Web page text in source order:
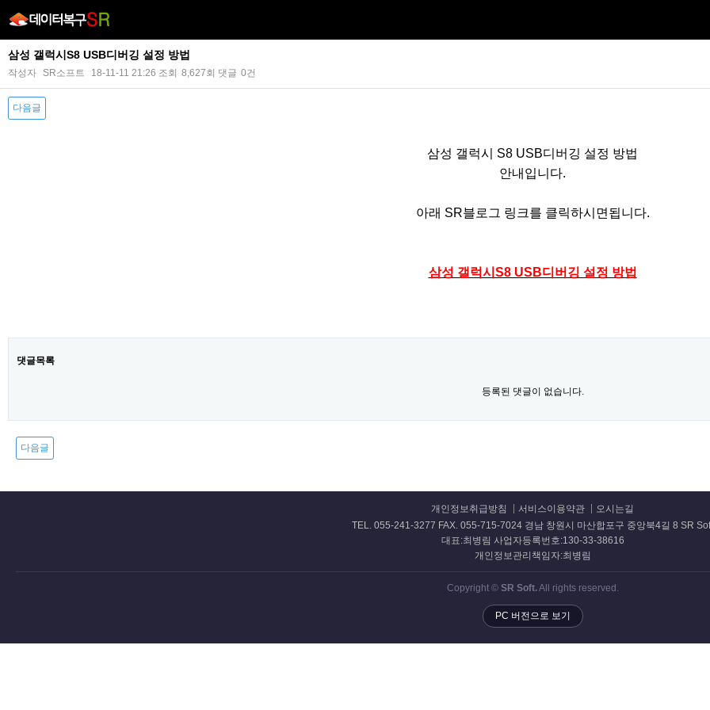
삼성 갤럭시S8 USB디버깅 설정 방법
작성자 SR소프트 18-11-11 21:26 조회 8,627회 댓글 0건
다음글
삼성 갤럭시 S8 USB디버깅 설정 방법
안내입니다.
아래 SR블로그 링크를 클릭하시면됩니다.
삼성 갤럭시S8 USB디버깅 설정 방법
댓글목록
등록된 댓글이 없습니다.
다음글
개인정보취급방침 서비스이용약관
오시는길
TEL. 055-241-3277 FAX. 055-715-7024 경남 창원시 마산합포구 중앙북4길 8 SR
대표:최병림 사업자등록번호:130-33-38616
개인정보관리책임자:최병림
Copyright © SR Soft.All rights reserved.
PC 버전으로 보기